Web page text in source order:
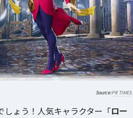
PR TIMES
ょう！人気キャラクター「ロー